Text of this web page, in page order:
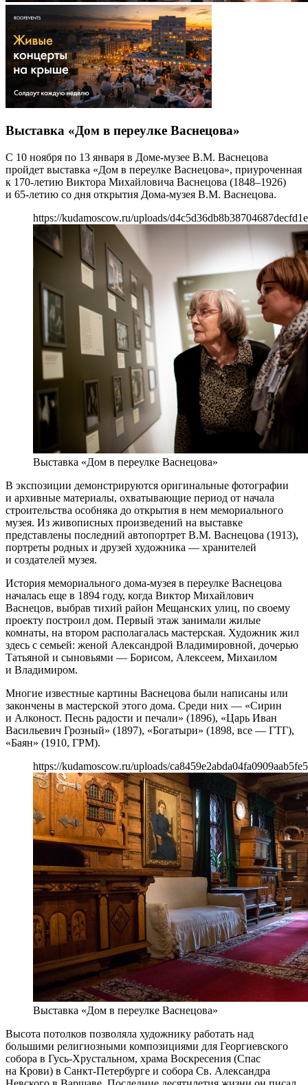
Выставка «Дом в переулке Васнецова»
С 10 ноября по 13 января в Доме-музее В.М. Васнецова
пройдет выставка «Дом в переулке Васнецова», приуроченная
к 170-летию Виктора Михайловича Васнецова (1848–1926)
и 65-летию со дня открытия Дома-музея В.М. Васнецова.
https://kudamoscow.ru/uploads/
Выставка «Дом в переулке Васнецова»
В экспозиции демонстрируются оригинальные фотографии
и архивные материалы, охватывающие период от начала
строительства особняка до открытия в нем мемориального
музея. Из живописных произведений на выставке
представлены последний автопортрет В.М. Васнецова (1913),
портреты родных и друзей художника — хранителей
и создателей музея.
История мемориального дома-музея в переулке Васнецова
началась еще в 1894 году, когда Виктор Михайлович
Васнецов, выбрав тихий район Мещанских улиц, по своему
проекту построил дом. Первый этаж занимали жилые
комнаты, на втором располагалась мастерская. Художник жил
здесь с семьей: женой Александрой Владимировной, дочерью
Татьяной и сыновьями — Борисом, Алексеем, Михаилом
и Владимиром.
Многие известные картины Васнецова были написаны или
закончены в мастерской этого дома. Среди них — «Сирин
и Алконост. Песнь радости и печали» (1896), «Царь Иван
Васильевич Грозный» (1897), «Богатыри» (1898, все — ГТГ),
«Баян» (1910, ГРМ).
https://kudamoscow.ru/uploads/
Выставка «Дом в переулке Васнецова»
Высота потолков позволяла художнику работать над
большими религиозными композициями для Георгиевского
собора в Гусь-Хрустальном, храма Воскресения (Спас
на Крови) в Санкт-Петербурге и собора Св. Александра